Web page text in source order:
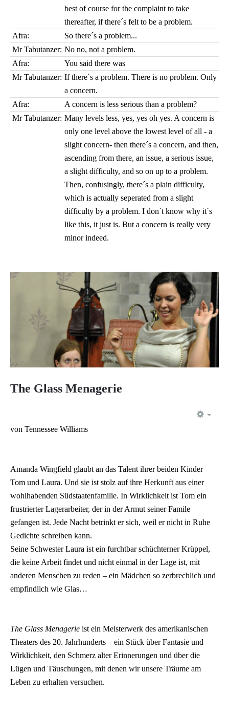
best of course for the complaint to take
thereafter, if there´s felt to be a problem.
Afra:
So there´s a problem...
Mr Tabutanzer: No no, not a problem.
Afra:
You said there was
Mr Tabutanzer: If there´s a problem. There is no problem. Only
a concern.
Afra:
A concern is less serious than a problem?
Mr Tabutanzer: Many levels less, yes, yes oh yes. A concern is
only one level above the lowest level of all - a
slight concern- then there´s a concern, and then,
ascending from there, an issue, a serious issue,
a slight difficulty, and so on up to a problem.
Then, confusingly, there´s a plain difficulty,
which is actually seperated from a slight
difficulty by a problem. I don´t know why it´s
like this, it just is. But a concern is really very
minor indeed.
The Glass Menagerie
von Tennessee Williams
Amanda Wingfield glaubt an das Talent ihrer beiden Kinder
Tom und Laura. Und sie ist stolz auf ihre Herkunft aus einer
wohlhabenden Südstaatenfamilie. In Wirklichkeit ist Tom ein
frustrierter Lagerarbeiter, der in der Armut seiner Famile
gefangen ist. Jede Nacht betrinkt er sich, weil er nicht in Ruhe
Gedichte schreiben kann.
Seine Schwester Laura ist ein furchtbar schüchterner Krüppel,
die keine Arbeit findet und nicht einmal in der Lage ist, mit
anderen Menschen zu reden – ein Mädchen so zerbrechlich und
empfindlich wie Glas…
The Glass Menagerie ist ein Meisterwerk des amerikanischen
Theaters des 20. Jahrhunderts – ein Stück über Fantasie und
Wirklichkeit, den Schmerz alter Erinnerungen und über die
Lügen und Täuschungen, mit denen wir unsere Träume am
Leben zu erhalten versuchen.